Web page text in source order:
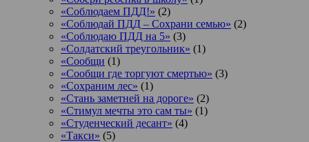
«Соблюдаем ПДД!» (2)
«Соблюдай ПДД – Сохрани семью» (2)
«Соблюдаю ПДД на 5» (3)
«Солдатский треугольник» (1)
«Сообщи (1)
«Сообщи где торгуют смертью» (3)
«Сохраним лес» (1)
«Стань заметней на дороге» (2)
«Стимул мечты это сам ты» (1)
«Студенческий десант» (4)
«Такси» (5)